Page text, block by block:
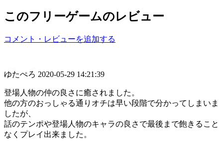
このフリーゲームのレビュー
コメント・レビューを追加する
ゆたぺろ 2020-05-29 14:21:39
登場人物の仲の良さに癒されました。
他の方のおっしゃる通りオチは早い段階で分かってしまいま
したが、
話のテンポや登場人物のキャラの良さで最後まで飽きること
なくプレイ出来ました。